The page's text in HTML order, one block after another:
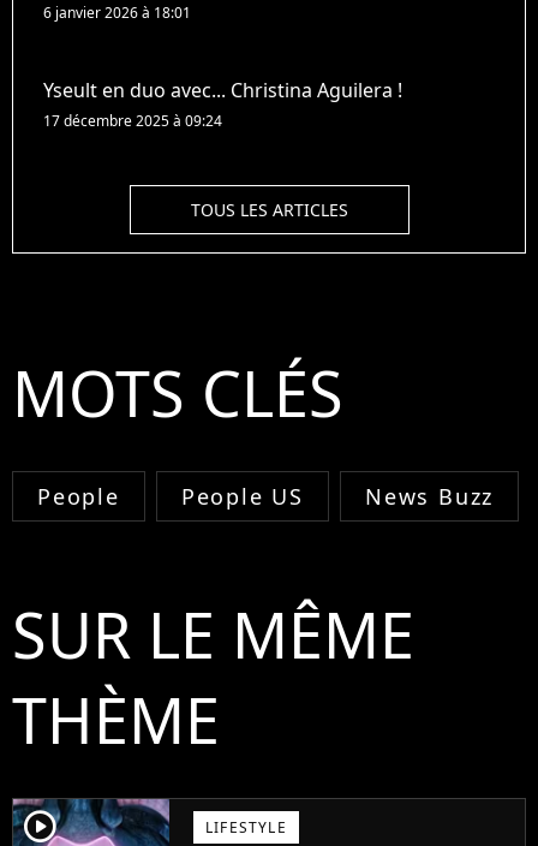
6 janvier 2026 à 18:01
Yseult en duo avec... Christina Aguilera !
17 décembre 2025 à 09:24
TOUS LES ARTICLES
MOTS CLÉS
People People US News Buzz
SUR LE MÊME
THÈME
player2 LIFESTYLE